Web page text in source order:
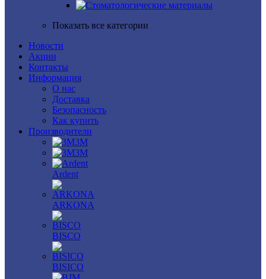
Показать все категории
Новости
Акции
Контакты
Информация
О нас
Доставка
Безопасность
Как купить
Производители
3M
3М
Ardent
ARKONA
BISCO
BISICO